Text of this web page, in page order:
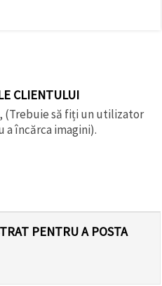
CLIENTULUI
(Trebuie să fiți un utilizator
încărca imagini).
PENTRU A POSTA